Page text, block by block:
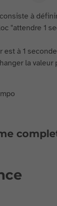
à
"attendre 1
est à 1
la